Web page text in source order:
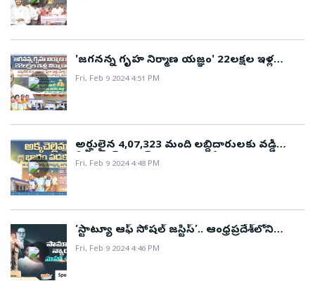
'జగనన్న గృహ నిర్మాణ యజ్ఞం' 22లక్షల ఇళ్ల
నిర్మాణం..!
Fri, Feb 9 2024 4:51 PM
అర్హులైన 4,07,323 మంది లబ్దిదారులకు వడ్డీ
రీయింబర్స్‌మెంట్‌ కింద ₹46.90 కోట్లు జమ..!
Fri, Feb 9 2024 4:48 PM
‘స్టాట్యూ ఆఫ్‌ సోషల్‌ జస్టిస్‌’.. ఆంధ్రప్రదేశ్‌లోని
సామాజిక న్యాయ దృక్పథానికి స్ఫూర్తి..!
Fri, Feb 9 2024 4:46 PM